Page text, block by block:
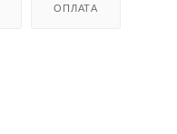
ОПЛАТА